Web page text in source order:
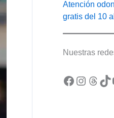
Atención
gratis del 10
Nuestras
Facebook Instagram Threads TikTok